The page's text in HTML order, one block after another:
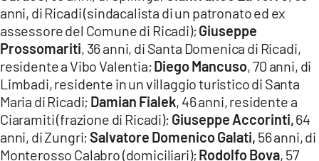
anni, di Ricadi (sindacalista di un patronato ed ex
assessore del Comune di Ricadi);Giuseppe
Prossomariti, 36 anni, di Santa Domenica di Ricadi,
residente a Vibo Valentia;Diego Mancuso, 70 anni, di
Limbadi, residente in un villaggio turistico di Santa
Maria di Ricadi; Damian Fialek, 46 anni, residente a
Ciaramiti (frazione di Ricadi); Giuseppe Accorinti,64
anni, di Zungri;Salvatore Domenico Galati, 56 anni, di
Monterosso Calabro (domiciliari);Rodolfo Bova, 57